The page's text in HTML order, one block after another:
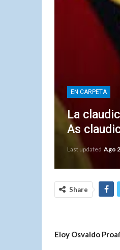
EN CARPETA
La
As
Last updated Ago
Share
Eloy Osvaldo